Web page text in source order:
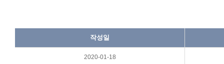
작성일
2020-01-18